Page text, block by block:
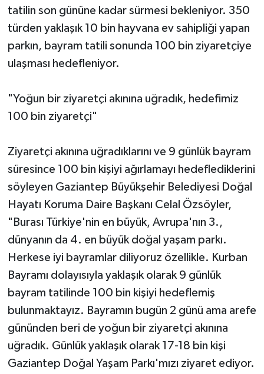
tatilin son gününe kadar sürmesi bekleniyor. 350
türden yaklaşık 10 bin hayvana ev sahipliği yapan
parkın, bayram tatili sonunda 100 bin ziyaretçiye
ulaşması hedefleniyor.
"Yoğun bir ziyaretçi akınına uğradık, hedefimiz
100 bin ziyaretçi"
Ziyaretçi akınına uğradıklarını ve 9 günlük bayram
süresince 100 bin kişiyi ağırlamayı hedeflediklerini
söyleyen Gaziantep Büyükşehir Belediyesi Doğal
Hayatı Koruma Daire Başkanı Celal Özsöyler,
"Burası Türkiye'nin en büyük, Avrupa'nın 3.,
dünyanın da 4. en büyük doğal yaşam parkı.
Herkese iyi bayramlar diliyoruz özellikle. Kurban
Bayramı dolayısıyla yaklaşık olarak 9 günlük
bayram tatilinde 100 bin kişiyi hedeflemiş
bulunmaktayız. Bayramın bugün 2 günü ama arefe
gününden beri de yoğun bir ziyaretçi akınına
uğradık. Günlük yaklaşık olarak 17-18 bin kişi
Gaziantep Doğal Yaşam Parkı'mızı ziyaret ediyor.